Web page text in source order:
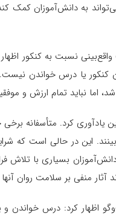
به دانش‌آموزان کمک
واقع‌بینی نسبت به کنکور
کنکور یا درس خواندن
اما نباید تمام ارزش و
یادآوری کرد. متأسفانه
این در حالی است
بسیاری با تلاش
منفی بر سلامت روان
اظهار کرد: درس خواندن و